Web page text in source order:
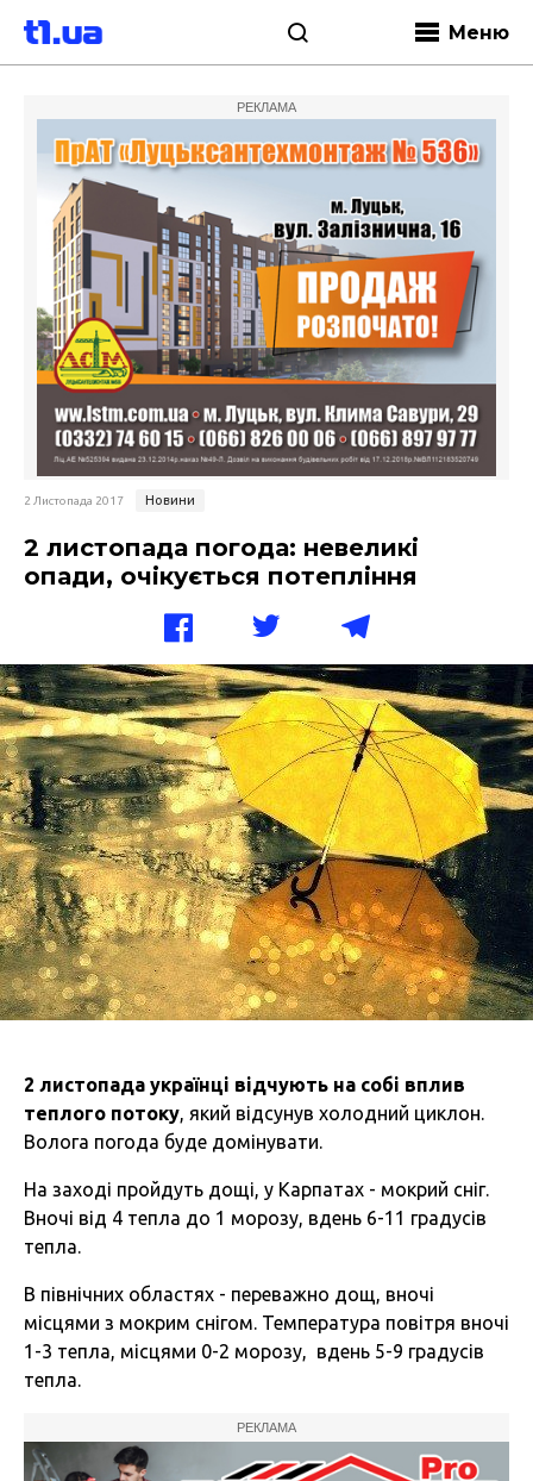
Меню
РЕКЛАМА
2 Листопада 2017 Новини
2 листопада погода: невеликі
опади, очікується потепління
2 листопада українці відчують на собі вплив
теплого потоку, який відсунув холодний циклон.
Волога погода буде домінувати.
На заході пройдуть дощі, у Карпатах - мокрий сніг.
Вночі від 4 тепла до 1 морозу, вдень 6-11 градусів
тепла.
В північних областях - переважно дощ, вночі
місцями з мокрим снігом. Температура повітря вночі
1-3 тепла, місцями 0-2 морозу, вдень 5-9 градусів
тепла.
РЕКЛАМА